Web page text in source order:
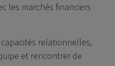
les marchés financiers
relationnelles,
et rencontrer de